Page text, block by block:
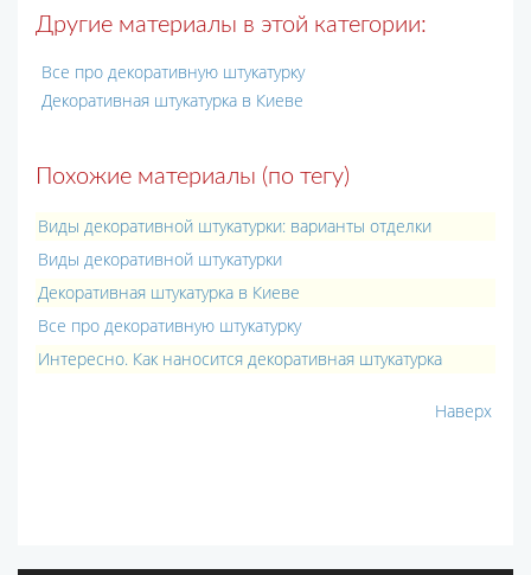
Другие материалы в этой категории:
Все про декоративную штукатурку
Декоративная штукатурка в Киеве
Похожие материалы (по тегу)
Виды декоративной штукатурки: варианты отделки
Виды декоративной штукатурки
Декоративная штукатурка в Киеве
Все про декоративную штукатурку
Интересно. Как наносится декоративная штукатурка
Наверх